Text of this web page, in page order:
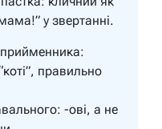
у звертанні.
правильно
-ові, а не